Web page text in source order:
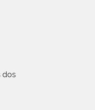
dos